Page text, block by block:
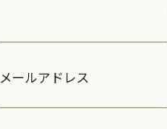
メールアドレス